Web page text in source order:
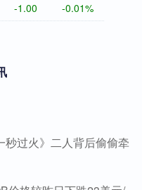
-1.00 -0.01%
过火》二人背后偷偷牵